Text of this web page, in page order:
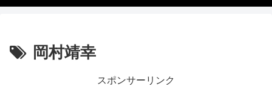
岡村靖幸
スポンサーリンク